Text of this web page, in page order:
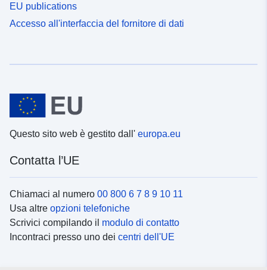
EU publications
Accesso all'interfaccia del fornitore di dati
Questo sito web è gestito dall' europa.eu
Contatta l’UE
Chiamaci al numero 00 800 6 7 8 9 10 11
Usa altre opzioni telefoniche
Scrivici compilando il modulo di contatto
Incontraci presso uno dei centri dell'UE